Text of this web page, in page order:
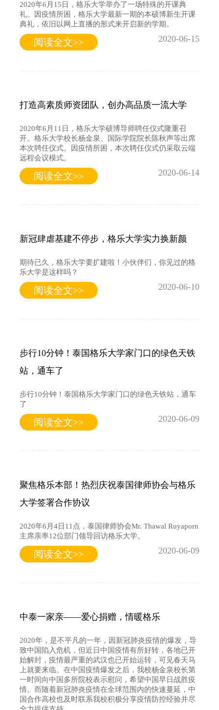
2020年6月15日，格乐大学举办了一场特殊的开课典
礼。因疫情所困，格乐大学最新一期的本硕博新生开课
典礼，依旧以网上直播的形式来开启新的学期。
阅读全文>> 2020-06-15
打造高素质师资团队，创办高品质一流大学
2020年6月11日，格乐大学硕博导师聘任仪式隆重召
开。格乐大学校长杨金泉、国际学院院长陈秋声等出席
本次聘任仪式。因疫情所困，本次聘任仪式仍采取云端
远程会议模式。
阅读全文>> 2020-06-14
新冠肆虐基建不停步，格乐大学实力换新颜
期待已久，格乐大学要扩建啦！小伙伴们，你见过的格
乐大学是这样吗？
阅读全文>> 2020-06-10
步行10分钟！泰国格乐大学家门口的绿色天铁
站，通车了
步行10分钟！泰国格乐大学家门口的绿色天铁站，通车
了
阅读全文>> 2020-06-09
聚焦格乐本部！热烈庆祝泰国律师协会与格乐
大学签署合作协议
2020年6月4日11点，泰国律师协会Mr. Thawal Ruyaporn
主席亲率12位部门领导回访格乐大学。
阅读全文>> 2020-06-09
中泰一家亲——爱心捐赠，情暖格乐
2020年，是不平凡的一年，因新冠肺炎疫情的爆发，导
致中国陷入危机，但近日中国疫情有所好转，各地已开
始解封，疫情最严重的武汉也已开始运转，可见春天马
上就要来临。在中国疫情爆发之后，我校杨金泉校长第
一时间向中国多所院校表示慰问，希望中国早日战胜疫
情。而随着新冠肺炎疫情在全球范围内的快速蔓延，中
国合作高校也及时联系我校积极分享疫情防控经验并尽